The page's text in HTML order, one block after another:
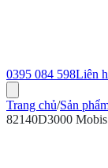
0395 084 598Liên
Trang chủ/Sản
82140D3000 Mobis